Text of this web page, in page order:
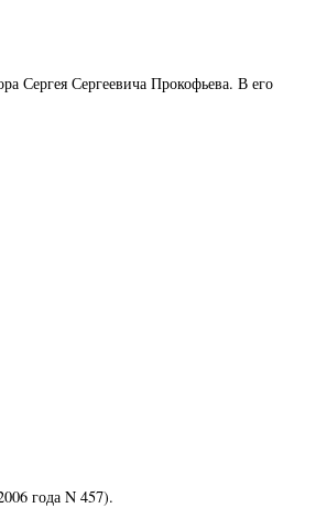
Сергея Сергеевича Прокофьева. В его
года N 457).